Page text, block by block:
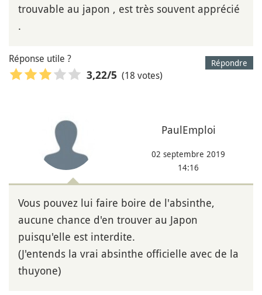
trouvable au japon , est très souvent apprécié
.
Répondre
Réponse utile ?
3,22/5 (18 votes)
PaulEmploi
02 septembre 2019
14:16
Vous pouvez lui faire boire de l'absinthe,
aucune chance d'en trouver au Japon
puisqu'elle est interdite.
(J'entends la vrai absinthe officielle avec de la
thuyone)